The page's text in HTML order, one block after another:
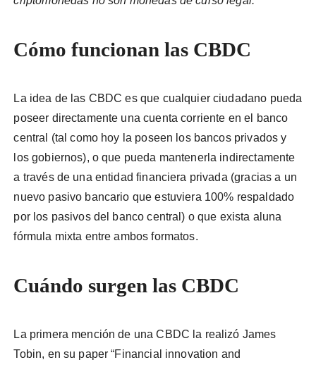
Cómo funcionan las CBDC
La idea de las CBDC es que cualquier ciudadano pueda
poseer directamente una cuenta corriente en el banco
central (tal como hoy la poseen los bancos privados y
los gobiernos), o que pueda mantenerla indirectamente
a través de una entidad financiera privada (gracias a un
nuevo pasivo bancario que estuviera 100% respaldado
por los pasivos del banco central) o que exista aluna
fórmula mixta entre ambos formatos.
Cuándo surgen las CBDC
La primera mención de una CBDC la realizó James
Tobin, en su paper “Financial innovation and